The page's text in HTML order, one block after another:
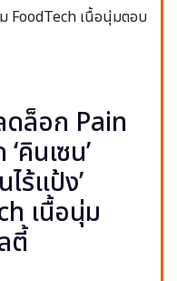
ล็อก Pain
คินเซน’
ไร้แป้ง’
เนื้อนุ่ม
ตี้